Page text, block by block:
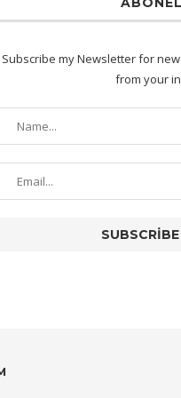
Subscribe my Newsletter for
from your